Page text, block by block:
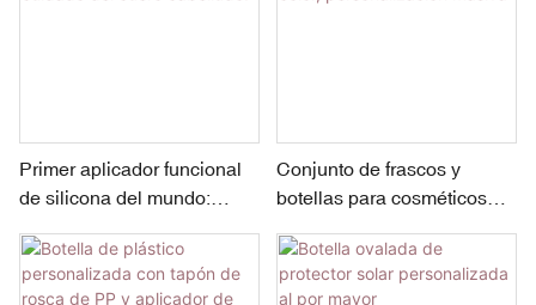
Primer aplicador funcional
de silicona del mundo:
plástico para el cuidado del
cuero cabelludo.
Conjunto de frascos y
botellas para cosméticos
mismo color,
personalización masiva